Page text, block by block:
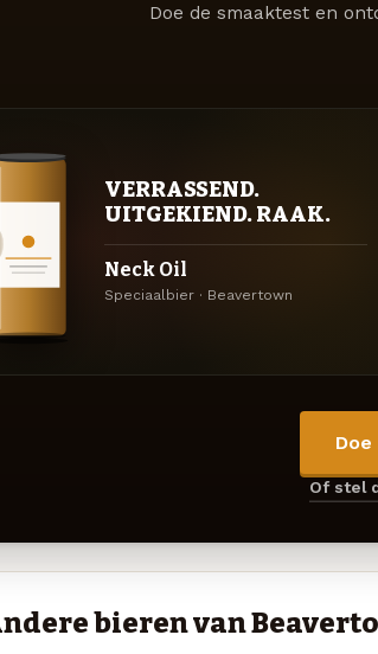
Doe de smaaktest en
VERRASSEND.
UITGEKIEND. RAAK.
Neck Oil
Speciaalbier · Beavertown
Of stel
bieren van